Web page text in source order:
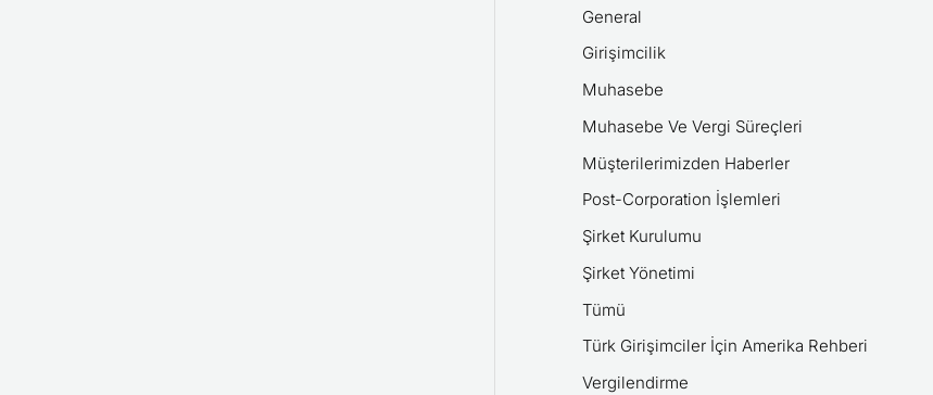
General
Girişimcilik
Muhasebe
Muhasebe Ve Vergi Süreçleri
Müşterilerimizden Haberler
Post-Corporation İşlemleri
Şirket Kurulumu
Şirket Yönetimi
Tümü
Türk Girişimciler İçin Amerika Rehberi
Vergilendirme